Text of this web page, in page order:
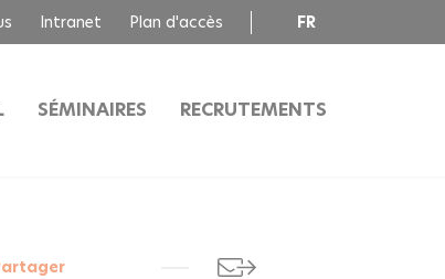
Intranet Plan d'accès FR
SÉMINAIRES RECRUTEMENTS